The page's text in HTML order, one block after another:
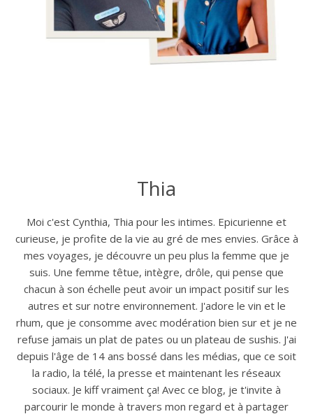
Thia
Moi c'est Cynthia, Thia pour les intimes. Epicurienne et
curieuse, je profite de la vie au gré de mes envies. Grâce à
mes voyages, je découvre un peu plus la femme que je
suis. Une femme têtue, intègre, drôle, qui pense que
chacun à son échelle peut avoir un impact positif sur les
autres et sur notre environnement. J'adore le vin et le
rhum, que je consomme avec modération bien sur et je ne
refuse jamais un plat de pates ou un plateau de sushis. J'ai
depuis l'âge de 14 ans bossé dans les médias, que ce soit
la radio, la télé, la presse et maintenant les réseaux
sociaux. Je kiff vraiment ça! Avec ce blog, je t'invite à
parcourir le monde à travers mon regard et à partager